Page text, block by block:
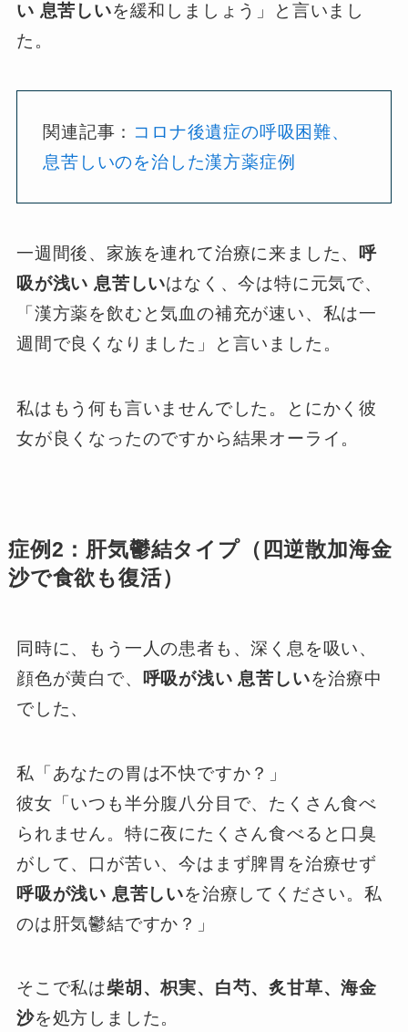
い 息苦しいを緩和しましょう」と言いまし
た。
関連記事： コロナ後遺症の呼吸困難、
息苦しいのを治した漢方薬症例
一週間後、家族を連れて治療に来ました、
呼
吸が浅い 息苦しいはなく、今は特に元気で、
「漢方薬を飲むと気血の補充が速い、私は一
週間で良くなりました」と言いました。
私はもう何も言いませんでした。とにかく彼
女が良くなったのですから結果オーライ。
症例2：肝気鬱結タイプ（四逆散加海金
沙で食欲も復活）
同時に、もう一人の患者も、深く息を吸い、
顔色が黄白で、
呼吸が浅い 息苦しいを治療中
でした、
私「あなたの胃は不快ですか？」
彼女「いつも半分腹八分目で、たくさん食べ
られません。特に夜にたくさん食べると口臭
がして、口が苦い、今はまず脾胃を治療せず
呼吸が浅い 息苦しいを治療してください。私
のは肝気鬱結ですか？」
そこで私は柴胡、枳実、白芍、炙甘草、海金
沙を処方しました。